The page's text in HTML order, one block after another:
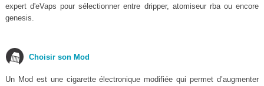
expert d'eVaps pour sélectionner entre dripper, atomiseur rba ou encore
genesis.
Choisir son Mod
Un Mod est une cigarette électronique modifiée qui permet d’augmenter